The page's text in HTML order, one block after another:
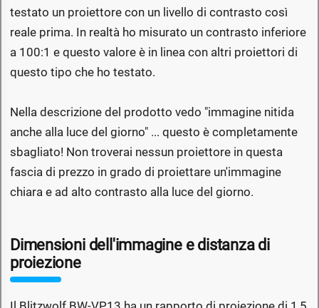
testato un proiettore con un livello di contrasto così
reale prima. In realtà ho misurato un contrasto inferiore
a 100:1 e questo valore è in linea con altri proiettori di
questo tipo che ho testato.
Nella descrizione del prodotto vedo "immagine nitida
anche alla luce del giorno" ... questo è completamente
sbagliato! Non troverai nessun proiettore in questa
fascia di prezzo in grado di proiettare un'immagine
chiara e ad alto contrasto alla luce del giorno.
Dimensioni dell'immagine e distanza di
proiezione